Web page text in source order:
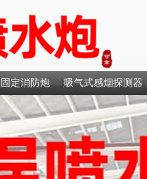
固定消防炮 吸气式感烟探测器